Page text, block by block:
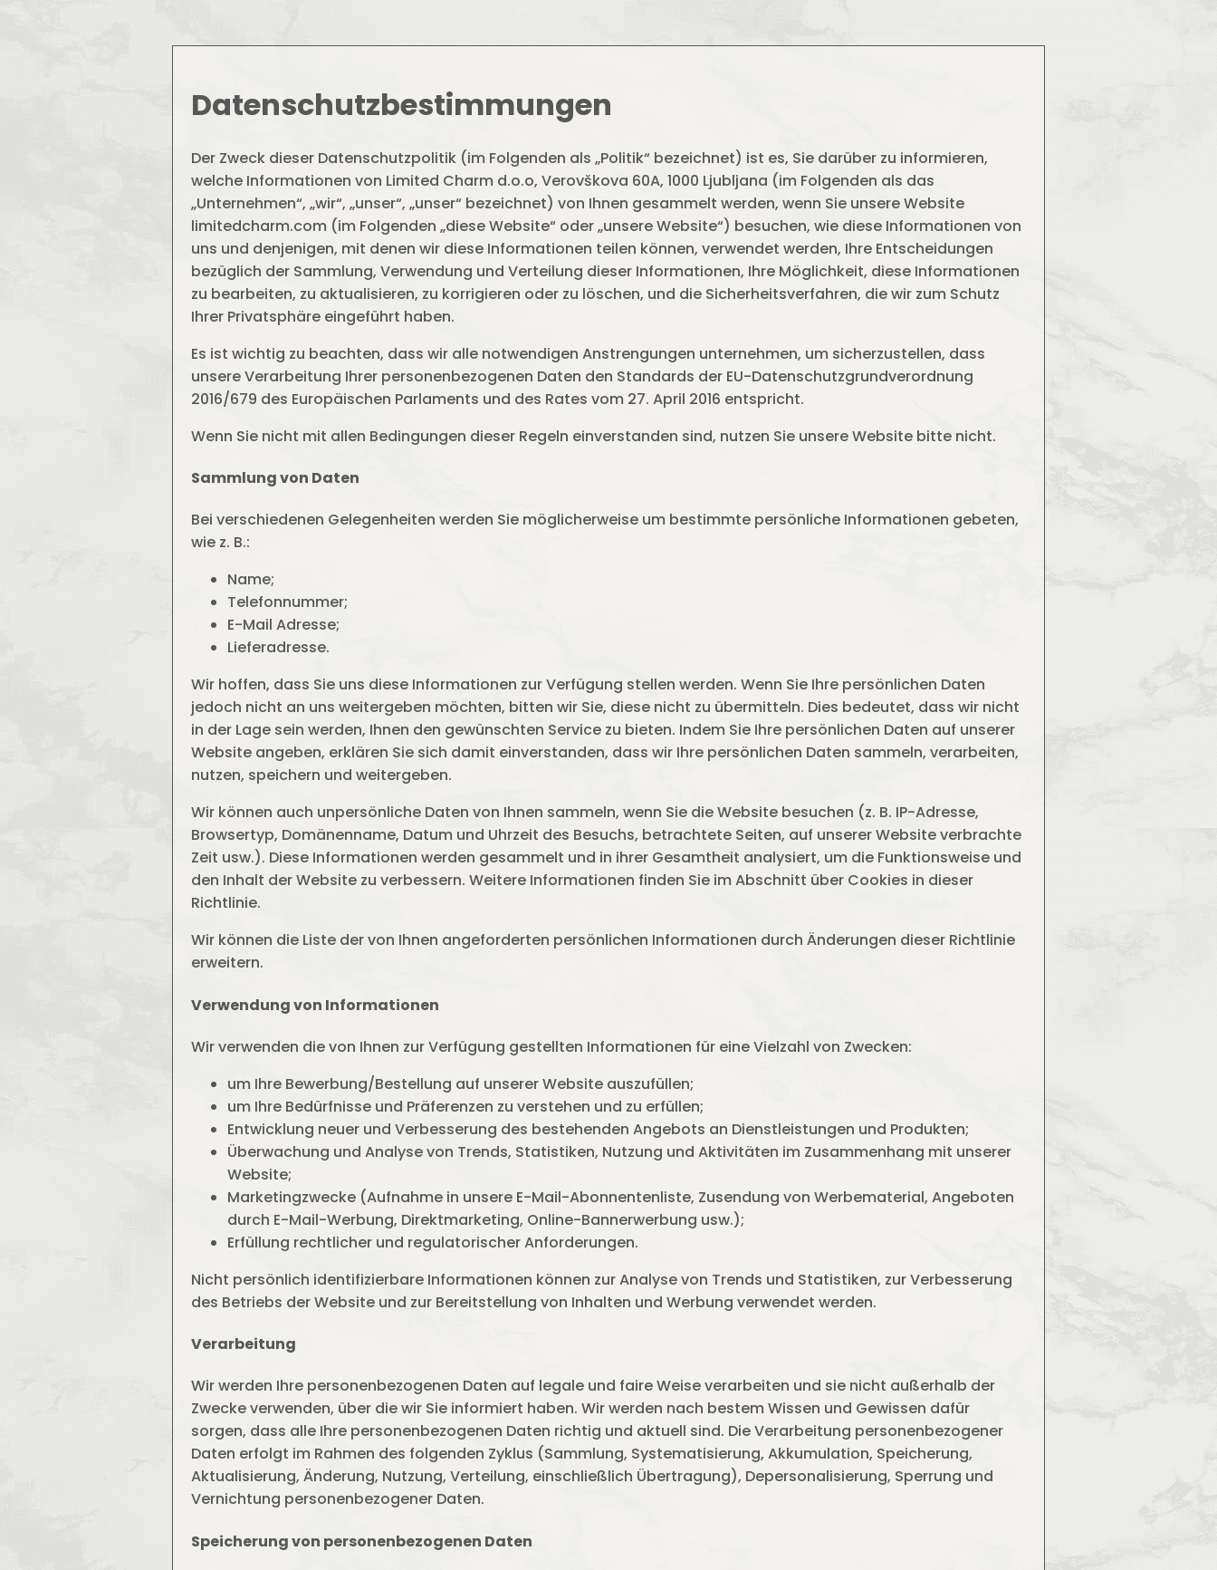
Datenschutzbestimmungen
Der Zweck dieser Datenschutzpolitik (im Folgenden als „Politik“ bezeichnet) ist es, Sie darüber zu informieren,
welche Informationen von Limited Charm d.o.o, Verovškova 60A, 1000 Ljubljana (im Folgenden als das
„Unternehmen“, „wir“, „unser“, „unser“ bezeichnet) von Ihnen gesammelt werden, wenn Sie unsere Website
limitedcharm.com (im Folgenden „diese Website“ oder „unsere Website“) besuchen, wie diese Informationen von
uns und denjenigen, mit denen wir diese Informationen teilen können, verwendet werden, Ihre Entscheidungen
bezüglich der Sammlung, Verwendung und Verteilung dieser Informationen, Ihre Möglichkeit, diese Informationen
zu bearbeiten, zu aktualisieren, zu korrigieren oder zu löschen, und die Sicherheitsverfahren, die wir zum Schutz
Ihrer Privatsphäre eingeführt haben.
Es ist wichtig zu beachten, dass wir alle notwendigen Anstrengungen unternehmen, um sicherzustellen, dass
unsere Verarbeitung Ihrer personenbezogenen Daten den Standards der EU-Datenschutzgrundverordnung
2016/679 des Europäischen Parlaments und des Rates vom 27. April 2016 entspricht.
Wenn Sie nicht mit allen Bedingungen dieser Regeln einverstanden sind, nutzen Sie unsere Website bitte nicht.
Sammlung von Daten
Bei verschiedenen Gelegenheiten werden Sie möglicherweise um bestimmte persönliche Informationen gebeten,
wie z. B.:
Name;
Telefonnummer;
E-Mail Adresse;
Lieferadresse.
Wir hoffen, dass Sie uns diese Informationen zur Verfügung stellen werden. Wenn Sie Ihre persönlichen Daten
jedoch nicht an uns weitergeben möchten, bitten wir Sie, diese nicht zu übermitteln. Dies bedeutet, dass wir nicht
in der Lage sein werden, Ihnen den gewünschten Service zu bieten. Indem Sie Ihre persönlichen Daten auf unserer
Website angeben, erklären Sie sich damit einverstanden, dass wir Ihre persönlichen Daten sammeln, verarbeiten,
nutzen, speichern und weitergeben.
Wir können auch unpersönliche Daten von Ihnen sammeln, wenn Sie die Website besuchen (z. B. IP-Adresse,
Browsertyp, Domänenname, Datum und Uhrzeit des Besuchs, betrachtete Seiten, auf unserer Website verbrachte
Zeit usw.). Diese Informationen werden gesammelt und in ihrer Gesamtheit analysiert, um die Funktionsweise und
den Inhalt der Website zu verbessern. Weitere Informationen finden Sie im Abschnitt über Cookies in dieser
Richtlinie.
Wir können die Liste der von Ihnen angeforderten persönlichen Informationen durch Änderungen dieser Richtlinie
erweitern.
Verwendung von Informationen
Wir verwenden die von Ihnen zur Verfügung gestellten Informationen für eine Vielzahl von Zwecken:
um Ihre Bewerbung/Bestellung auf unserer Website auszufüllen;
um Ihre Bedürfnisse und Präferenzen zu verstehen und zu erfüllen;
Entwicklung neuer und Verbesserung des bestehenden Angebots an Dienstleistungen und Produkten;
Überwachung und Analyse von Trends, Statistiken, Nutzung und Aktivitäten im Zusammenhang mit unserer
Website;
Marketingzwecke (Aufnahme in unsere E-Mail-Abonnentenliste, Zusendung von Werbematerial, Angeboten
durch E-Mail-Werbung, Direktmarketing, Online-Bannerwerbung usw.);
Erfüllung rechtlicher und regulatorischer Anforderungen.
Nicht persönlich identifizierbare Informationen können zur Analyse von Trends und Statistiken, zur Verbesserung
des Betriebs der Website und zur Bereitstellung von Inhalten und Werbung verwendet werden.
Verarbeitung
Wir werden Ihre personenbezogenen Daten auf legale und faire Weise verarbeiten und sie nicht außerhalb der
Zwecke verwenden, über die wir Sie informiert haben. Wir werden nach bestem Wissen und Gewissen dafür
sorgen, dass alle Ihre personenbezogenen Daten richtig und aktuell sind. Die Verarbeitung personenbezogener
Daten erfolgt im Rahmen des folgenden Zyklus (Sammlung, Systematisierung, Akkumulation, Speicherung,
Aktualisierung, Änderung, Nutzung, Verteilung, einschließlich Übertragung), Depersonalisierung, Sperrung und
Vernichtung personenbezogener Daten.
Speicherung von personenbezogenen Daten